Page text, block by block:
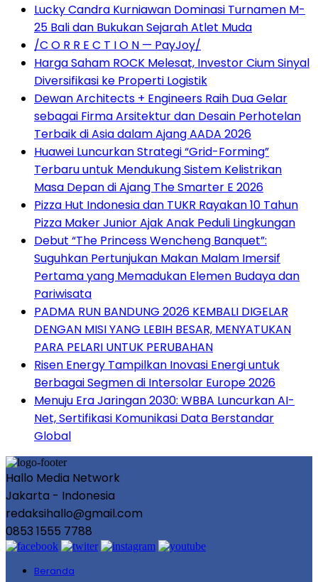
Lucky Candra Kurniawan Dominasi Turnamen M-
25 Bali dan Bukukan Sejarah Atlet Muda
/C O R R E C T I O N — PayJoy/
Harga Saham ROCK Melesat, Investor Cium Sinyal
Diversifikasi ke Properti Logistik
Dewan Architects + Engineers Raih Dua Gelar
sebagai Firma Arsitektur dan Desain Perhotelan
Terbaik di Asia dalam Ajang AADA 2026
Huawei Luncurkan Strategi “Grid-Forming”
Terbaru untuk Mendukung Sistem Kelistrikan
Masa Depan di Ajang The Smarter E 2026
Pizza Hut Indonesia dan TUKR Rayakan 10 Tahun
Pizza Maker Junior Ajak Anak Peduli Lingkungan
Debut “The Princess Wencheng Banquet”:
Suguhkan Pertunjukan Makan Malam Imersif
Pertama yang Memadukan Elemen Budaya dan
Pariwisata
PADMA RUN BANDUNG 2026 KEMBALI DIGELAR
DENGAN MISI YANG LEBIH BESAR, MENYATUKAN
PARA PELARI UNTUK PERUBAHAN
Risen Energy Tampilkan Inovasi Energi untuk
Berbagai Segmen di Intersolar Europe 2026
Menuju Era Jaringan 2030: WBBA Luncurkan AI-
Net, Sertifikasi Komunikasi Data Berstandar
Global
Hallo Media Network
Jakarta - Indonesia
redaksihallo@gmail.com
0853 1555 7788
Beranda